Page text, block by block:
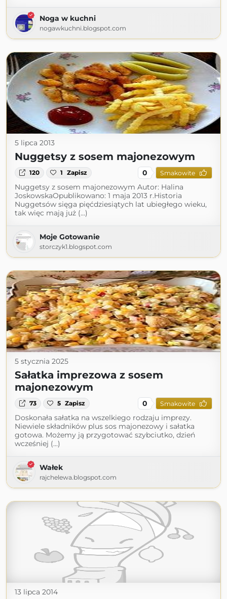
Noga w kuchni
nogawkuchni.blogspot.com
5 lipca 2013
Nuggetsy z sosem majonezowym
120 1 Zapisz 0 Smakowite
Nuggetsy z sosem majonezowym Autor: Halina
JoskowskaOpublikowano: 1 maja 2013 r.Historia
Nuggetsów sięga pięćdziesiątych lat ubiegłego wieku,
tak więc mają już (...)
Moje Gotowanie
storczyk1.blogspot.com
5 stycznia 2025
Sałatka imprezowa z sosem
majonezowym
73 5 Zapisz 0 Smakowite
Doskonała sałatka na wszelkiego rodzaju imprezy.
Niewiele składników plus sos majonezowy i sałatka
gotowa. Możemy ją przygotować szybciutko, dzień
wcześniej (...)
Wałek
rajchelewa.blogspot.com
13 lipca 2014